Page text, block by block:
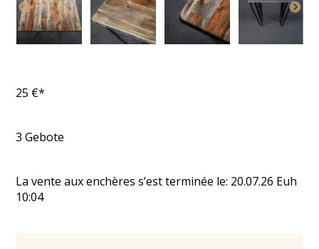
25 €*
3 Gebote
La vente aux enchères s’est terminée le: 20.07.26 Euh
10:04